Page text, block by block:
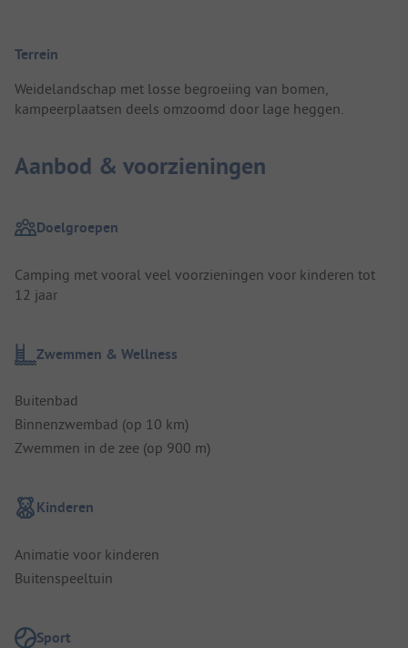
Terrein
Weidelandschap met losse begroeiing van bomen,
kampeerplaatsen deels omzoomd door lage heggen.
Aanbod & voorzieningen
Doelgroepen
Camping met vooral veel voorzieningen voor kinderen tot
12 jaar
Zwemmen & Wellness
Buitenbad
Binnenzwembad (op 10 km)
Zwemmen in de zee (op 900 m)
Kinderen
Animatie voor kinderen
Buitenspeeltuin
Sport